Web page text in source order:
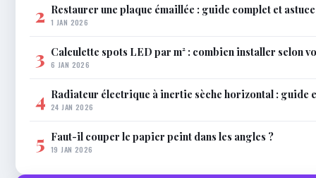
2 Restaurer une plaque émaillée : guide complet et
1 JAN 2026
3 Calculette spots LED par m² : combien installer selon
6 JAN 2026
4 Radiateur électrique à inertie sèche horizontal : guide
24 JAN 2026
5 Faut-il couper le papier peint dans les angles ?
19 JAN 2026